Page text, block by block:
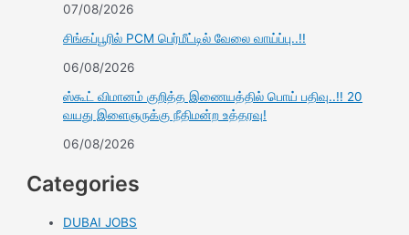
07/08/2026
சிங்கப்பூரில் PCM பெர்மீட்டில் வேலை வாய்ப்பு..!!
06/08/2026
ஸ்கூட் விமானம் குறித்த இணையத்தில் பொய் பதிவு..!! 20
வயது இளைஞருக்கு நீதிமன்ற உத்தரவு!
06/08/2026
Categories
DUBAI JOBS